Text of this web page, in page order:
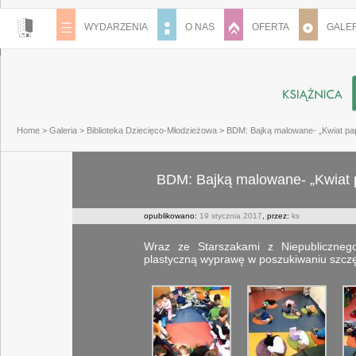
WYDARZENIA O NAS OFERTA
Home > Galeria > Biblioteka Dziecięco-Młodzieżowa > BDM: Bajką malowane- „Kwiat
BDM: Bajką malowane-
opublikowano: 19 stycznia 2017 , przez: ks
Wraz ze Starszakami z
plastyczną wyprawę w poszukiwaniu